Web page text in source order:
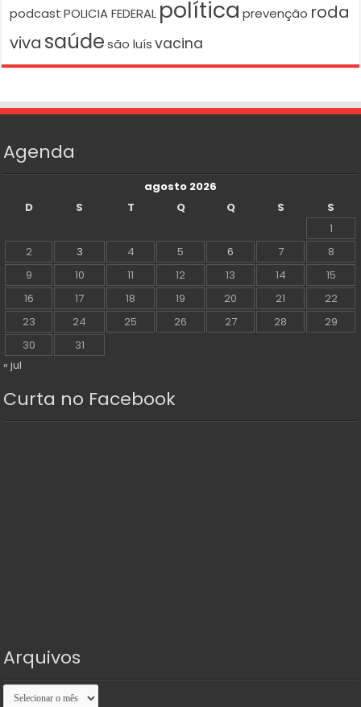
podcast POLICIA FEDERAL política prevenção roda
viva saúde são luís vacina
Agenda
agosto 2026
D
S T Q Q S
S
1
2
3 4 5 6 7
8
9
10 11 12 13 14
15
16
17 18 19 20 21
22
23
24 25 26 27 28
29
30
31
« jul
Curta no Facebook
Arquivos
Arquivos